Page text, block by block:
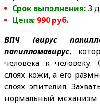
Срок выполнения: 3
Цена: 990руб.
ВПЧ (вирус
папилломавирус,
человека к человеку.
слоях кожи, а его
слоях эпителия.
нормальный механизм